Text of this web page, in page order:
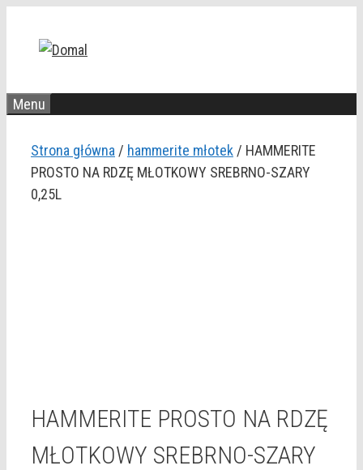
Menu
Strona główna / hammerite młotek / HAMMERITE
PROSTO NA RDZĘ MŁOTKOWY SREBRNO-SZARY
0,25L
HAMMERITE PROSTO NA RDZĘ
MŁOTKOWY SREBRNO-SZARY